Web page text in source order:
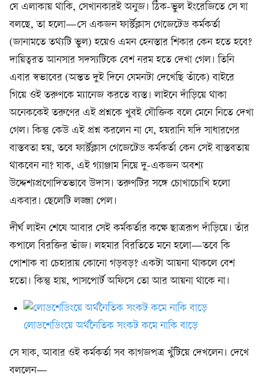
যে এলাকায় থাকি, সেখানকারই অনুজ। ঠিক-ভুল ইংরেজিতে সে যা
বলছে, তা হলো—সে একজন ফার্স্টক্লাস গেজেটেড কর্মকর্তা
(জানামতে তথ্যটি ভুল) হয়েও এমন হেনস্তার শিকার কেন হতে হবে?
দায়িত্বরত আনসার সদস্যটিকে বেশ নরম হতে দেখা গেল। তিনি
এবার স্বভাবের (অন্তত দুই দিনে যেমনটা দেখেছি তাঁকে) বাইরে
গিয়ে ওই তরুণকে ম্যানেজ করতে ব্যস্ত। লাইনে দাঁড়িয়ে থাকা
অনেককেই তরুণের এই প্রশ্নকে খুবই যৌক্তিক বলে মেনে নিতে দেখা
গেল। কিন্তু কেউ এই প্রশ্ন করলেন না যে, হয়রানি যদি সাধারণের
বাস্তবতা হয়, তবে ফার্স্টক্লাস গেজেটেড কর্মকর্তা কেন সেই বাস্তবতায়
থাকবেন না? যাক, এই গ্যাঞ্জাম নিয়ে দু-একজন অবশ্য
উদ্দেশ্যপ্রণোদিতভাবে উদাস। তরুণটির সঙ্গে চোখাচোখি হলো
একবার। ছেলেটি লজ্জা পেল।
দীর্ঘ লাইন শেষে আবার সেই কর্মকর্তার কক্ষে ছাত্ররূপ দাঁড়িয়ে। তাঁর
কপালে বিরক্তির ভাঁজ। লহমার বিরতিতে মনে হলো—তবে কি
পোশাক বা চেহারায় কোনো গড়বড়? একটা আয়না থাকলে বেশ
হতো। কিন্তু হায়, পাসপোর্ট অফিসে তো আর আয়না থাকে না।
লোডশেডিংয়ে অর্থনৈতিক সংকট কমে নাকি বাড়ে
সে যাক, আবার ওই কর্মকর্তা সব কাগজপত্র খুঁটিয়ে দেখলেন। দেখে
বললেন—